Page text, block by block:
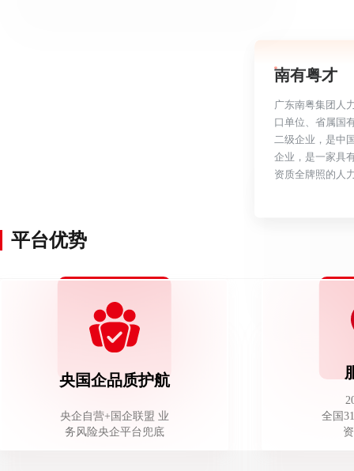
南有粤才
广东南粤集团人
口单位、省属国
二级企业，是中
企业，是一家具
资质全牌照的人
平台优势
央国企品质护航
央企自营+国企联盟 业
务风险央企平台兜底
全国